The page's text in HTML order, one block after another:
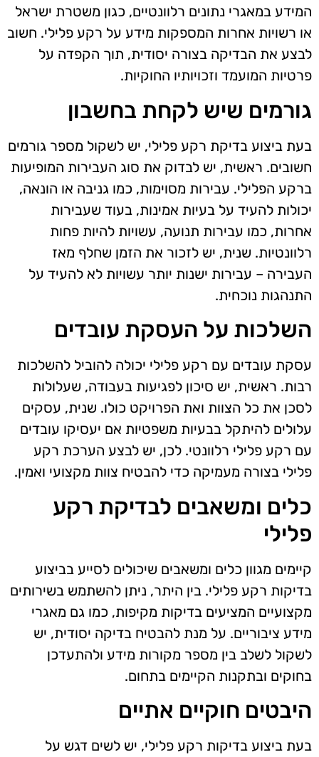
המידע במאגרי נתונים רלוונטיים, כגון משטרת ישראל
או רשויות אחרות המספקות מידע על רקע פלילי. חשוב
לבצע את הבדיקה בצורה יסודית, תוך הקפדה על
פרטיות המועמד וזכויותיו החוקיות.
גורמים שיש לקחת בחשבון
בעת ביצוע בדיקת רקע פלילי, יש לשקול מספר גורמים
חשובים. ראשית, יש לבדוק את סוג העבירות המופיעות
ברקע הפלילי. עבירות מסוימות, כמו גניבה או הונאה,
יכולות להעיד על בעיות אמינות, בעוד שעבירות
אחרות, כמו עבירות תנועה, עשויות להיות פחות
רלוונטיות. שנית, יש לזכור את הזמן שחלף מאז
העבירה – עבירות ישנות יותר עשויות לא להעיד על
התנהגות נוכחית.
השלכות על העסקת עובדים
עסקת עובדים עם רקע פלילי יכולה להוביל להשלכות
רבות. ראשית, יש סיכון לפגיעות בעבודה, שעלולות
לסכן את כל הצוות ואת הפרויקט כולו. שנית, עסקים
עלולים להיתקל בבעיות משפטיות אם יעסיקו עובדים
עם רקע פלילי רלוונטי. לכן, יש לבצע הערכת רקע
פלילי בצורה מעמיקה כדי להבטיח צוות מקצועי ואמין.
כלים ומשאבים לבדיקת רקע
פלילי
קיימים מגוון כלים ומשאבים שיכולים לסייע בביצוע
בדיקות רקע פלילי. בין היתר, ניתן להשתמש בשירותים
מקצועיים המציעים בדיקות מקיפות, כמו גם מאגרי
מידע ציבוריים. על מנת להבטיח בדיקה יסודית, יש
לשקול לשלב בין מספר מקורות מידע ולהתעדכן
בחוקים ובתקנות הקיימים בתחום.
היבטים חוקיים אתיים
בעת ביצוע בדיקות רקע פלילי, יש לשים דגש על